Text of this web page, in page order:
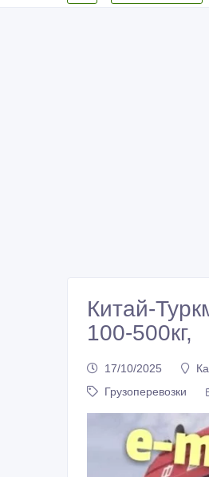
Китай-
100-500кг,
17/10/2025
Грузоперевозки